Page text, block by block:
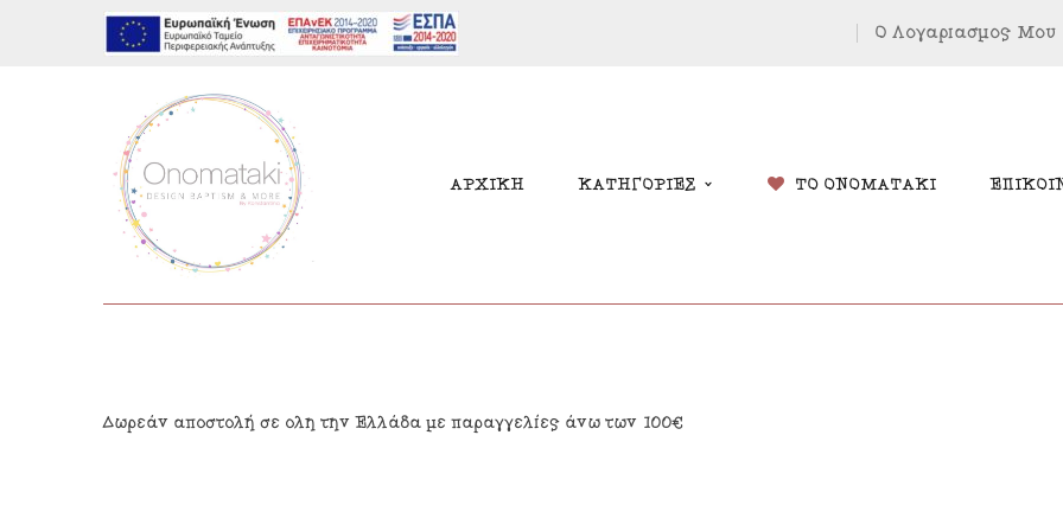
Ο Λογαριασμός Μου
ΑΡΧΙΚΗ ΚΑΤΗΓΟΡΙΕΣ ΤΟ ΟΝΟΜΑΤΑΚΙ
Δωρεάν αποστολή σε όλη την Ελλάδα με παραγγελίες άνω των 100€